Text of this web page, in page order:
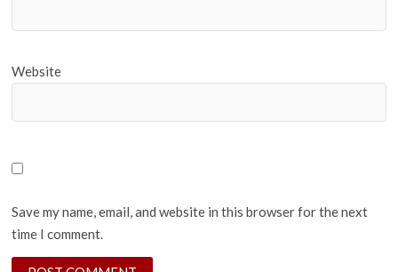
Website
Save my name, email, and website in this browser for the next
time I comment.